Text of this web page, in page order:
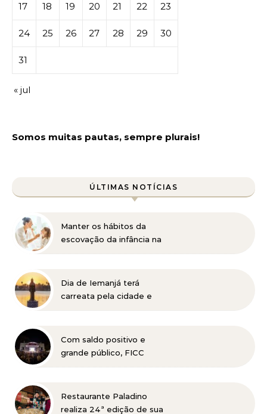
17 18 19 20 21 22 23
24 25 26 27 28 29 30
31
« jul
Somos muitas pautas, sempre plurais!
ÚLTIMAS NOTÍCIAS
Manter os hábitos da
escovação da infância na
Dia de Iemanjá terá
carreata pela cidade e
Com saldo positivo e
grande público, FICC
Restaurante Paladino
realiza 24ª edição de sua